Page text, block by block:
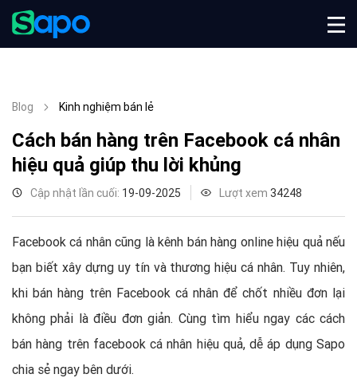
Blog Kinh nghiệm bán lẻ
Cách bán hàng trên Facebook cá nhân
hiệu quả giúp thu lời khủng
Cập nhật lần cuối: 19-09-2025 Lượt xem 34248
Facebook cá nhân cũng là kênh bán hàng online hiệu quả nếu
bạn biết xây dựng uy tín và thương hiệu cá nhân. Tuy nhiên,
khi bán hàng trên Facebook cá nhân để chốt nhiều đơn lại
không phải là điều đơn giản. Cùng tìm hiểu ngay các cách
bán hàng trên facebook cá nhân hiệu quả, dễ áp dụng Sapo
chia sẻ ngay bên dưới.